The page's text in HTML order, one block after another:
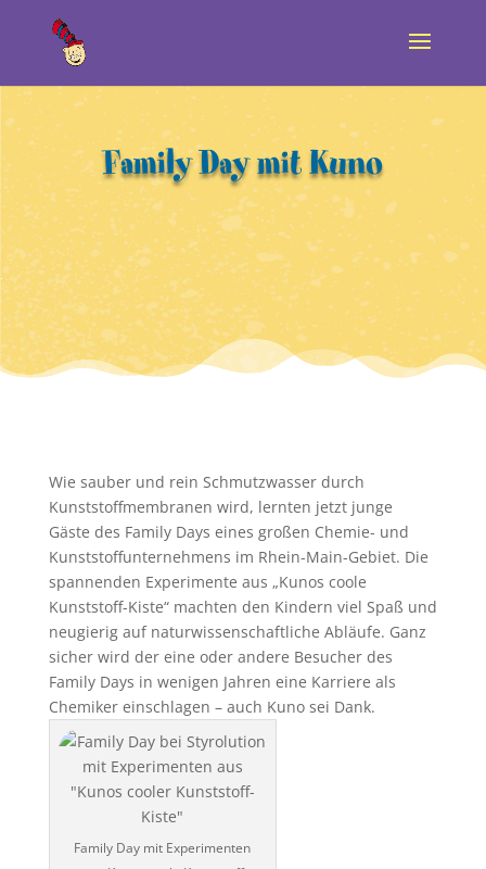
Family Day mit Kuno
Wie sauber und rein Schmutzwasser durch
Kunststoffmembranen wird, lernten jetzt junge
Gäste des Family Days eines großen Chemie- und
Kunststoffunternehmens im Rhein-Main-Gebiet. Die
spannenden Experimente aus „Kunos coole
Kunststoff-Kiste“ machten den Kindern viel Spaß und
neugierig auf naturwissenschaftliche Abläufe. Ganz
sicher wird der eine oder andere Besucher des
Family Days in wenigen Jahren eine Karriere als
Chemiker einschlagen – auch Kuno sei Dank.
Family Day mit Experimenten